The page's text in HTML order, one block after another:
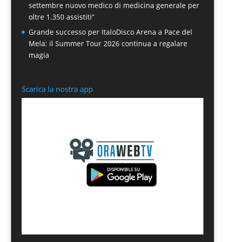
settembre nuovo medico di medicina generale per
oltre 1.350 assistiti”
Grande successo per ItaloDisco Arena a Pace del
Mela: il Summer Tour 2026 continua a regalare
magia
Scarica la nostra app